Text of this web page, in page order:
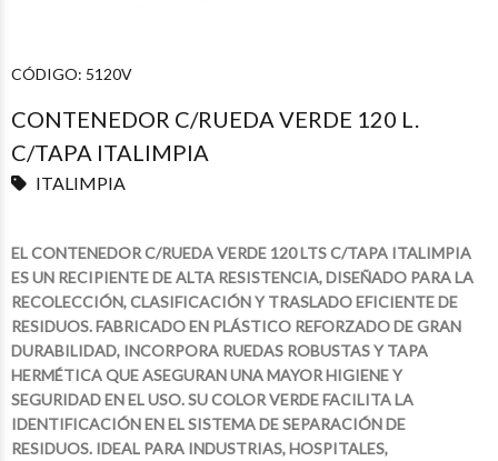
CÓDIGO: 5120V
CONTENEDOR C/RUEDA VERDE 120 L.
C/TAPA ITALIMPIA
ITALIMPIA
EL CONTENEDOR C/RUEDA VERDE 120 LTS C/TAPA ITALIMPIA
ES UN RECIPIENTE DE ALTA RESISTENCIA, DISEÑADO PARA LA
RECOLECCIÓN, CLASIFICACIÓN Y TRASLADO EFICIENTE DE
RESIDUOS. FABRICADO EN PLÁSTICO REFORZADO DE GRAN
DURABILIDAD, INCORPORA RUEDAS ROBUSTAS Y TAPA
HERMÉTICA QUE ASEGURAN UNA MAYOR HIGIENE Y
SEGURIDAD EN EL USO. SU COLOR VERDE FACILITA LA
IDENTIFICACIÓN EN EL SISTEMA DE SEPARACIÓN DE
RESIDUOS. IDEAL PARA INDUSTRIAS, HOSPITALES,